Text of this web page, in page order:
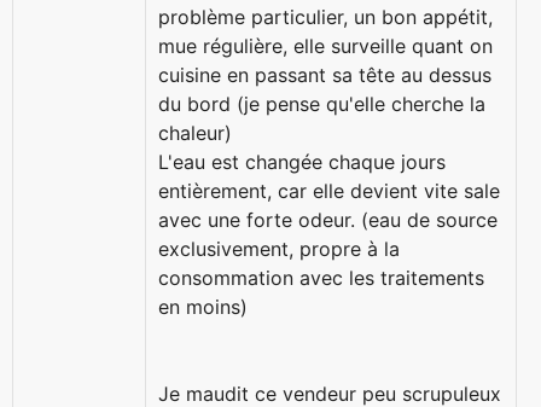
problème particulier, un bon appétit,
mue régulière, elle surveille quant on
cuisine en passant sa tête au dessus
du bord (je pense qu'elle cherche la
chaleur)
L'eau est changée chaque jours
entièrement, car elle devient vite sale
avec une forte odeur. (eau de source
exclusivement, propre à la
consommation avec les traitements
en moins)
Je maudit ce vendeur peu scrupuleux